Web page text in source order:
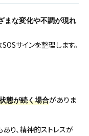
まな変化や不調が現れ
サインを整理します。
態が続く場合がありま
り、精神的ストレスが